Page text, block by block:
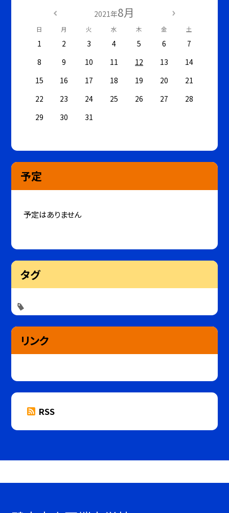
2021年8月
日 月 火 水 木 金 土
1 2 3 4 5 6
7
8
9 10 11 12 13
14
15
16 17 18 19 20
21
22
23 24 25 26 27
28
29
30 31
予定
予定はありません
タグ
リンク
RSS